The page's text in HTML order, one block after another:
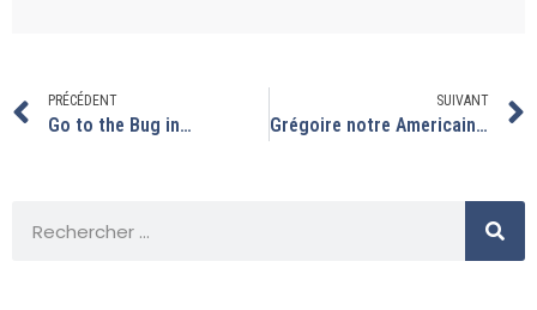
PRÉCÉDENT
Go to the Bug in…
SUIVANT
Grégoire notre Americain de retour en France, est passé avec son combi